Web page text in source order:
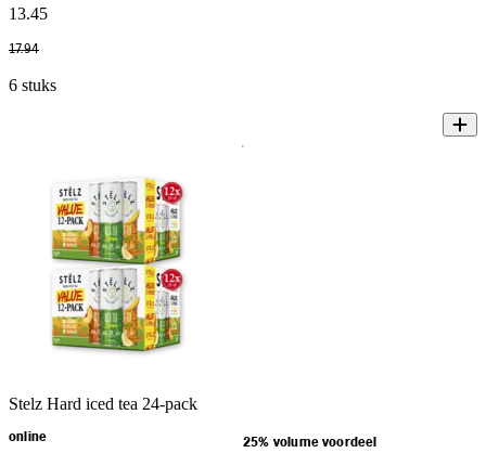
13.45
17.94
6 stuks
Stelz Hard iced tea 24-pack
online 25% volume voordeel